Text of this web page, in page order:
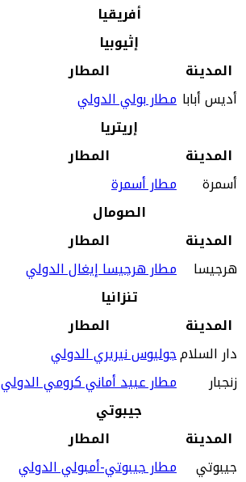
أفريقيا
إثيوبيا
المدينة
المطار
أديس أبابا مطار بولي الدولي
إريتريا
المدينة
المطار
أسمرة
مطار أسمرة
الصومال
المدينة
المطار
هرجيسا
مطار هرجيسا إيغال الدولي
تنزانيا
المدينة
المطار
دار السلامجوليوس نيريري الدولي
زنجبار
مطار عبيد أماني كرومي الدولي
جيبوتي
المدينة
المطار
جيبوتي
مطار جيبوتي-أمبولي الدولي